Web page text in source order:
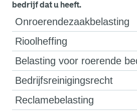
bedrijf dat u heeft.
Onroerendezaakbelasting
Rioolheffing
Belasting voor roerende
Bedrijfsreinigingsrecht
Reclamebelasting